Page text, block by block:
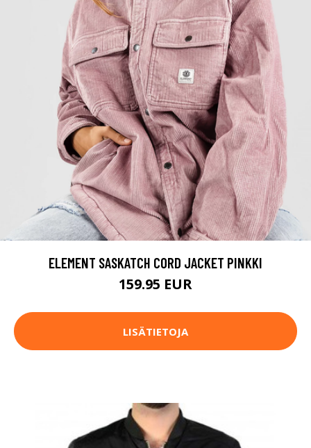
ELEMENT SASKATCH CORD JACKET PINKKI
159.95 EUR
LISÄTIETOJA